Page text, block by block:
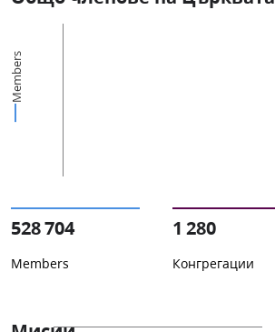
Members
528 704
Members
1 280
Конгрегации